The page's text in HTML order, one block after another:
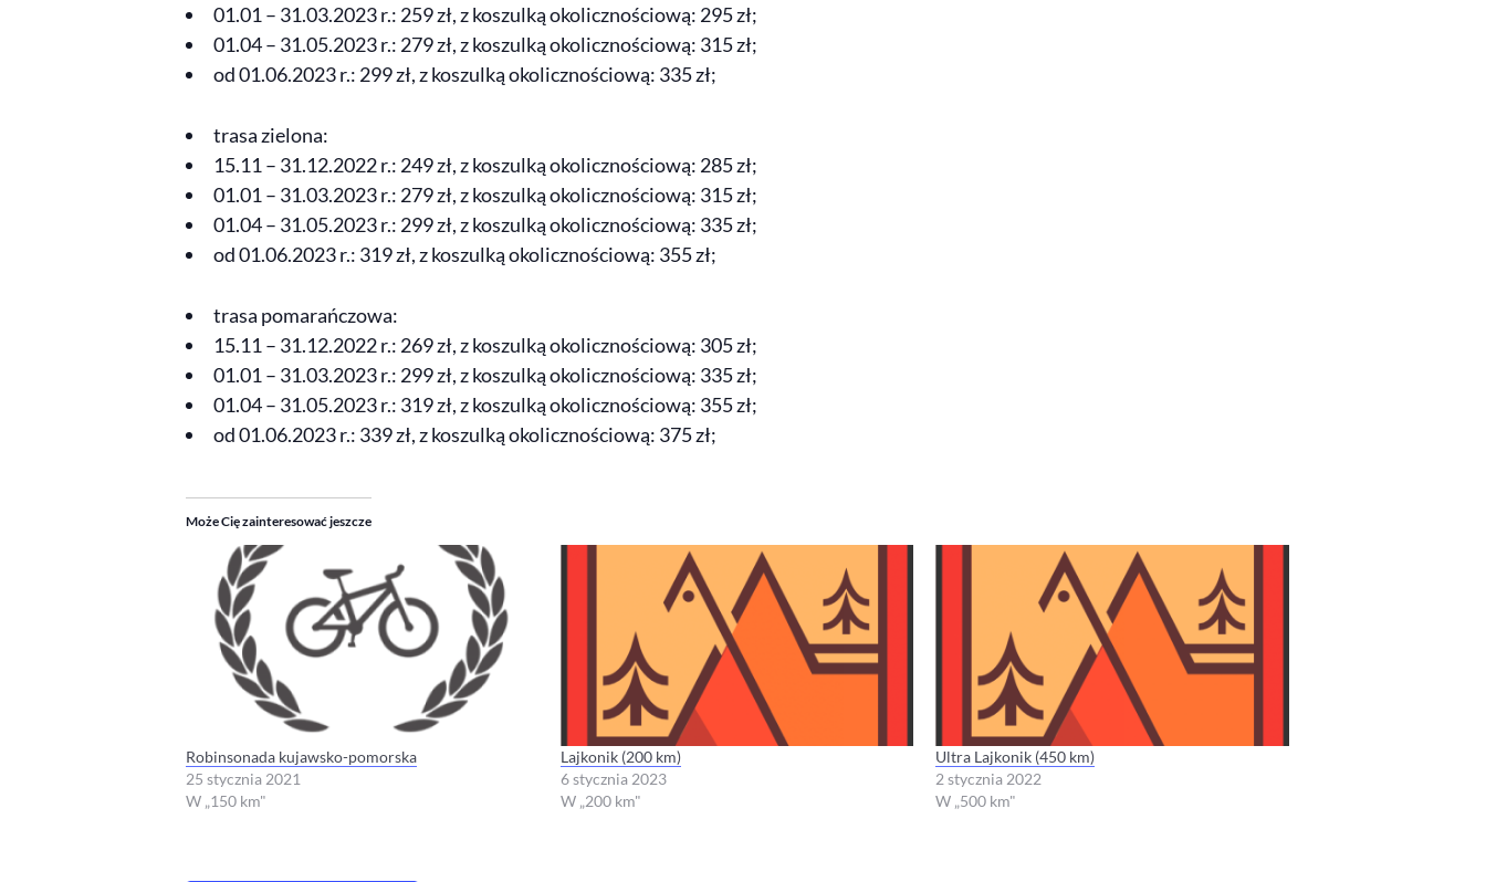
01.01 – 31.03.2023 r.: 259 zł, z koszulką okolicznościową: 295 zł;
01.04 – 31.05.2023 r.: 279 zł, z koszulką okolicznościową: 315 zł;
od 01.06.2023 r.: 299 zł, z koszulką okolicznościową: 335 zł;
trasa zielona:
15.11 – 31.12.2022 r.: 249 zł, z koszulką okolicznościową: 285 zł;
01.01 – 31.03.2023 r.: 279 zł, z koszulką okolicznościową: 315 zł;
01.04 – 31.05.2023 r.: 299 zł, z koszulką okolicznościową: 335 zł;
od 01.06.2023 r.: 319 zł, z koszulką okolicznościową: 355 zł;
trasa pomarańczowa:
15.11 – 31.12.2022 r.: 269 zł, z koszulką okolicznościową: 305 zł;
01.01 – 31.03.2023 r.: 299 zł, z koszulką okolicznościową: 335 zł;
01.04 – 31.05.2023 r.: 319 zł, z koszulką okolicznościową: 355 zł;
od 01.06.2023 r.: 339 zł, z koszulką okolicznościową: 375 zł;
Może Cię zainteresować jeszcze
Robinsonada kujawsko-pomorska
25 stycznia 2021
W „150 km"
Lajkonik (200 km)
6 stycznia 2023
W „200 km"
Ultra Lajkonik (450 km)
2 stycznia 2022
W „500 km"